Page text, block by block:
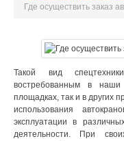
Где осуществить заказ
Такой вид
востребованным в
площадках, так и в других
использования
эксплуатации в
деятельности. При